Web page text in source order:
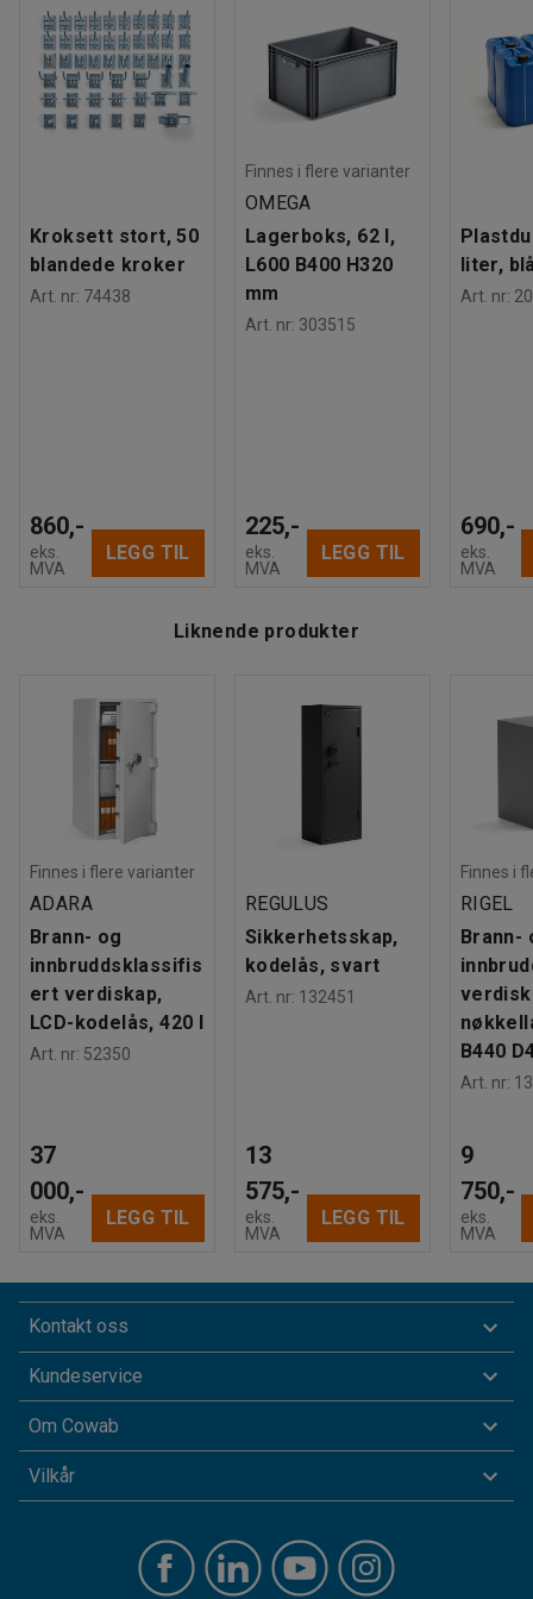
Fargekode: RAL 9005
Materiale: Stål
Antall hyller 1
Anbefalt antall personer til håndtering
Tester: FG approved, SSF 3492
Kroksett stort, 50
blandede kroker
Art. nr: 74438
860,-
eks.
MVA
LEGG TIL
Finnes i flere varianter
OMEGA
Lagerboks, 62 l,
L600 B400 H320
mm
Art. nr: 303515
225,-
eks.
MVA
LEGG TIL
liter,
Art. nr:
690,-
eks.
MVA
Liknende produkter
Finnes i flere varianter
ADARA
Brann- og
innbruddsklassifis
ert verdiskap,
LCD-kodelås, 420 l
Art. nr: 52350
37
000,-
eks.
MVA
LEGG TIL
REGULUS
Sikkerhetsskap,
kodelås, svart
Art. nr: 132451
13
575,-
eks.
MVA
LEGG TIL
Finnes i
RIGEL
Brann-
B440
Art. nr:
9
750,-
eks.
MVA
Kontakt oss
Kundeservice
Om Cowab
Vilkår